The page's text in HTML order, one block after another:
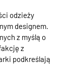
odzieży
designem.
z myślą o
z
podkreślają